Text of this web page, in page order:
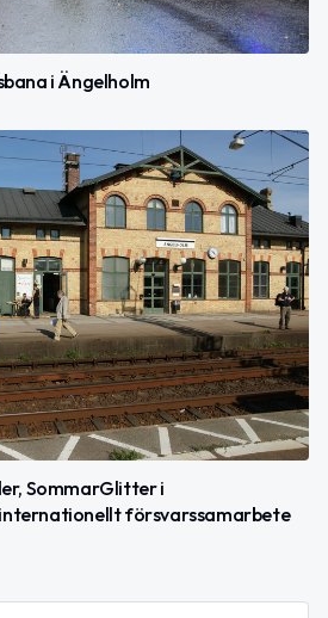
i Ängelholm
SommarGlitter i
försvarssamarbete